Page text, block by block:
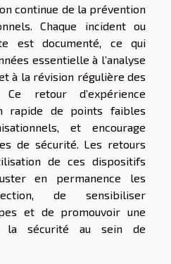
continue de la prévention
Chaque incident ou
est documenté, ce qui
essentielle à l’analyse
à la révision régulière des
retour d’expérience
rapide de points faibles
et encourage
de sécurité. Les retours
de ces dispositifs
en permanence les
de sensibiliser
et de promouvoir une
la sécurité au sein de